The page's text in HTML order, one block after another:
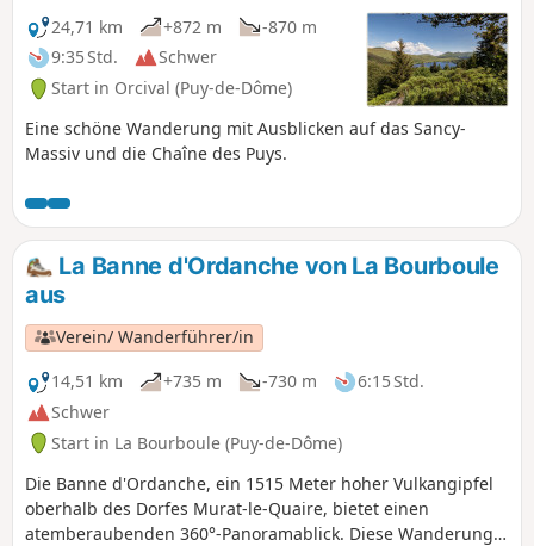
24,71 km
+872 m
-870 m
9:35 Std.
Schwer
Start in Orcival (Puy-de-Dôme)
Eine schöne Wanderung mit Ausblicken auf das Sancy-
Massiv und die Chaîne des Puys.
La Banne d'Ordanche von La Bourboule
aus
Verein/ Wanderführer/in
14,51 km
+735 m -730 m
6:15 Std.
Schwer
Start in La Bourboule (Puy-de-Dôme)
Die Banne d'Ordanche, ein 1515 Meter hoher Vulkangipfel
oberhalb des Dorfes Murat-le-Quaire, bietet einen
atemberaubenden 360°-Panoramablick. Diese Wanderung